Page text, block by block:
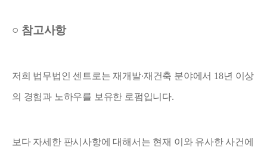
○ 참고사항
저희 법무법인 센트로는 재개발∙재건축 분야에서 18년 이상
의 경험과 노하우를 보유한 로펌입니다.
보다 자세한 판시사항에 대해서는 현재 이와 유사한 사건에